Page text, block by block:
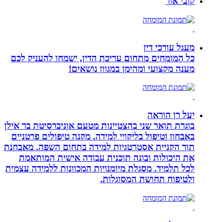
מעגל עורכי דין
כל המומחים מתחום עריכת הדין, ישמחו להעניק לכם
מענה מקצועי ומהימן במגוון נושאים!
יעל רן הוראה
בוגרת תואר שני בהצטיינות מטעם אוניברסיטת בר אילן
באבחון וטיפול בליקויי למידה. מקנה טיפולים פרטניים
תוך הקניית אסטרטגיות למידה בתחום השפה. מאבחנת
את היכולות ובונה תוכנית עבודה אישית המותאמת
לכל תלמיד. מסגלת מיומנויות המכוונות ללמידה עצמית
ולטיפוח תחושת המסוגלות.